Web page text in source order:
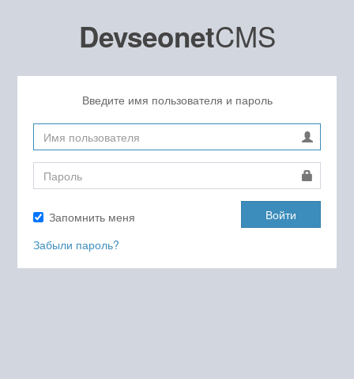
DevseonetCMS
Введите имя пользователя и пароль
Запомнить меня
Войти
Забыли пароль?